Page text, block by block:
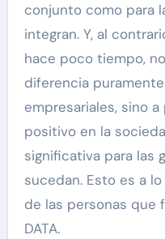
conjunto como para
integran. Y, al
hace poco tiempo,
diferencia
empresariales, sino
positivo en la
significativa para las
sucedan. Esto es a
de las personas que
DATA.